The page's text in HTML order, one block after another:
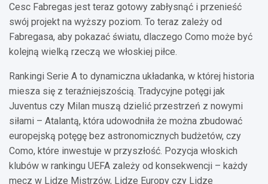
Cesc Fabregas jest teraz gotowy zabłysnąć i przenieść
swój projekt na wyższy poziom. To teraz zależy od
Fabregasa, aby pokazać światu, dlaczego Como może być
kolejną wielką rzeczą we włoskiej piłce.
Rankingi Serie A to dynamiczna układanka, w której historia
miesza się z teraźniejszością. Tradycyjne potęgi jak
Juventus czy Milan muszą dzielić przestrzeń z nowymi
siłami – Atalantą, która udowodniła że można zbudować
europejską potęgę bez astronomicznych budżetów, czy
Como, które inwestuje w przyszłość. Pozycja włoskich
klubów w rankingu UEFA zależy od konsekwencji – każdy
mecz w Lidze Mistrzów, Lidze Europy czy Lidze